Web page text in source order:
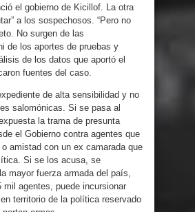
el gobierno de Kicillof. La otra
a los sospechosos. “Pero no
No surgen de las
de los aportes de pruebas y
de los datos que aportó el
fuentes del caso.
de alta sensibilidad y no
salomónicas. Si se pasa al
la trama de presunta
el Gobierno contra agentes que
amistad con un ex camarada que
Si se los acusa, se
mayor fuerza armada del país,
mil agentes, puede incursionar
territorio de la política reservado